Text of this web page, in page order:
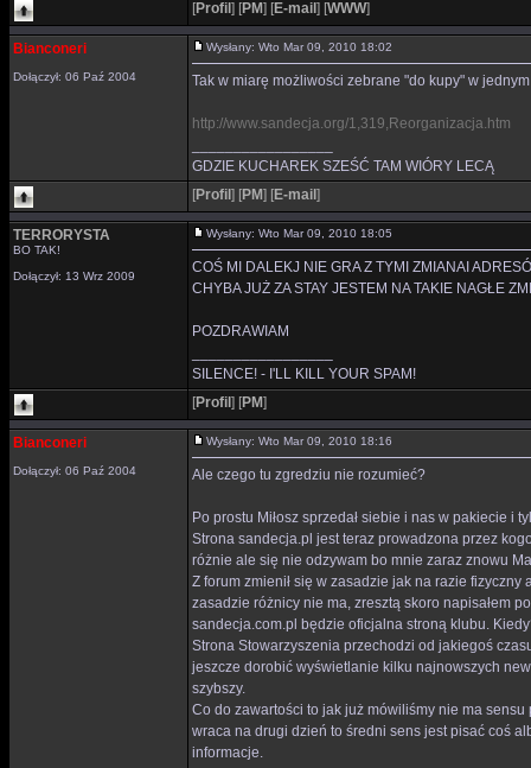
[Profil ] [PM] [E-mail ] [WWW]
Bianconeri
Dołączył: 06 Paź 2004
Wysłany: Wto Mar 09, 2010 18:02
Tak w miarę możliwości zebrane "do kupy" w
http://www.sandecja.org/1,319,Reorganizacja.htm
GDZIE KUCHAREK SZEŚĆ TAM WIÓRY LECĄ
[Profil ] [PM] [E-mail ]
TERRORYSTA
BO TAK!
Dołączył: 13 Wrz 2009
Wysłany: Wto Mar 09, 2010 18:05
COŚ MI DALEKJ NIE GRA Z TYMI ZMIANAI
CHYBA JUŻ ZA STAY JESTEM NA TAKIE NAGŁE
POZDRAWIAM
SILENCE! - I'LL KILL YOUR SPAM!
[Profil ] [PM]
Bianconeri
Dołączył: 06 Paź 2004
Wysłany: Wto Mar 09, 2010 18:16
Ale czego tu zgredziu nie rozumieć?
Po prostu Miłosz sprzedał siebie i nas w pakiecie i
Strona sandecja.pl jest teraz prowadzona przez
różnie ale się nie odzywam bo mnie zaraz znowu
Z forum zmienił się w zasadzie jak na razie
zasadzie różnicy nie ma, zresztą skoro napisałem
sandecja.com.pl będzie oficjalna stroną klubu.
Strona Stowarzyszenia przechodzi od jakiegoś
jeszcze dorobić wyświetlanie kilku najnowszych
szybszy.
Co do zawartości to jak już mówiliśmy nie ma
wraca na drugi dzień to średni sens jest pisać coś
informacje.